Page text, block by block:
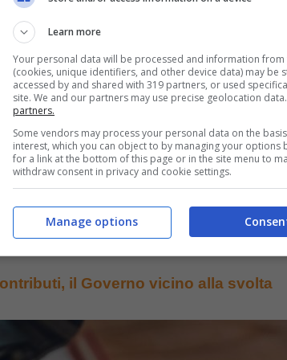
dai conti per metterlo al sicuro.
il Governo vicino alla svolta
Learn more
Your personal data will be processed and information from
(cookies, unique identifiers, and other device data) may be
accessed by and shared with 319 partners, or used
site. We and our partners may use precise geolocation data.
partners.
Some vendors may process your personal data on the
interest, which you can object to by managing your options
for a link at the bottom of this page or in the site menu to
withdraw consent in privacy and cookie settings.
Manage options